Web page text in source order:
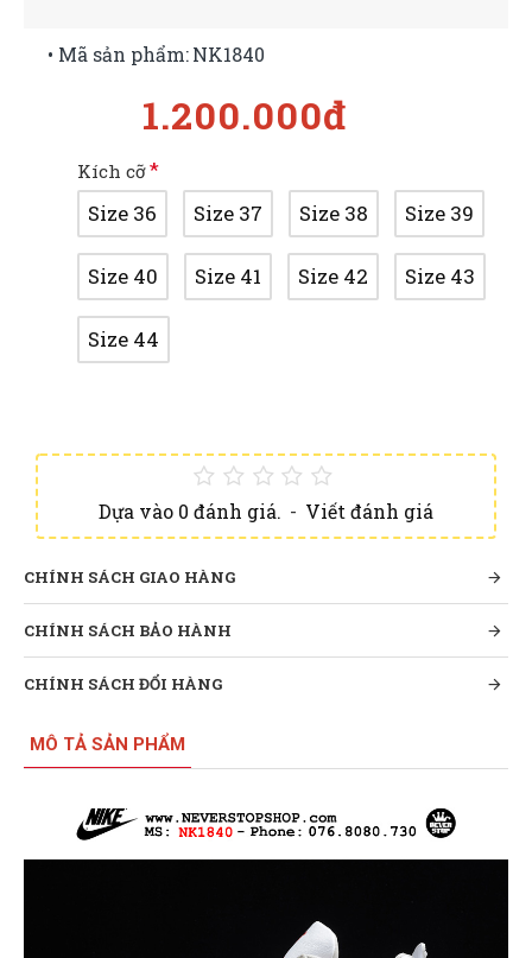
Dựa vào 0 đánh giá. - Viết đánh giá
1.200.000đ
• Mã sản phẩm:NK1840
Kích cỡ
Size 36 Size 37 Size 38 Size 39
Size 40 Size 41 Size 42 Size 43
Size 44
CHÍNH SÁCH GIAO HÀNG
CHÍNH SÁCH BẢO HÀNH
CHÍNH SÁCH ĐỔI HÀNG
MÔ TẢ SẢN PHẨM